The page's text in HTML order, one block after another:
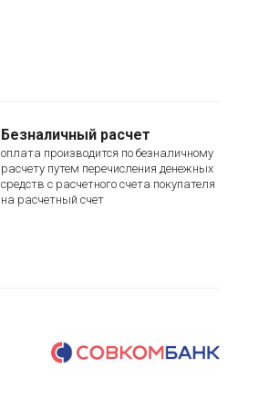
Безналичный расчет
оплата производится по безналичному
расчету путем перечисления денежных
средств с расчетного счета покупателя
на расчетный счет